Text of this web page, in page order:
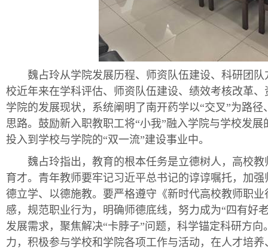
魏占玲从学院发展历程、师资队伍建设、科研团队
校近年来在学科评估、师资队伍建设、绩效考核改革
学院的发展现状，系统阐明了南开药学以“交叉”为路
思路。鼓励新入职教职工将“小我”融入学院与学校发
投入到学校与学院的“双一流”建设事业中。
魏占玲指出，教育的根本任务是立德树人，高校
育才。青年教师要牢记习近平总书记的谆谆嘱托，加
德立学、以德施教。要严格遵守《新时代高校教师职
感，规范职业行为，明确师德底线，努力成为“四有好
发展需求，聚焦解决“卡脖子”问题，科学锚定科研方
力，积极参与学校和学院各项工作与活动，在人才培